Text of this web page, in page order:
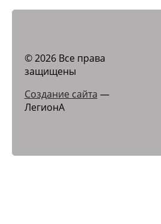
© 2026 Все права
защищены
Создание сайта —
ЛегионА